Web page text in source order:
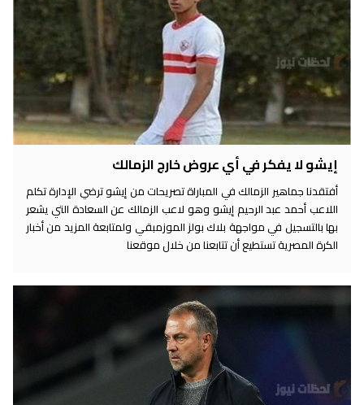
إيشو لا يفكر في أي عروض خارج الزمالك
أفتقدنا جماهير الزمالك في المباراة تصريحات من إيشو ترضي الإدارة تكلم
اللاعب أحمد عبد الرحيم إيشو وهو لاعب الزمالك عن السعادة التي يشعر
بها بالتسجيل في مواجهة بلاك بولز الموزمبقي ولمتابعة المزيد من أخبار
الكرة المصرية تستطيع أن تتابعنا من خلال موقعنا